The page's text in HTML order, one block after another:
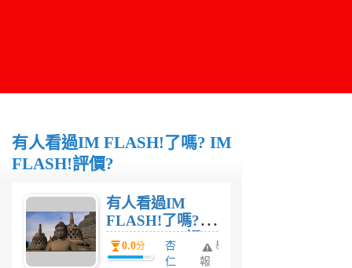
有人看過IM FLASH!了嗎? IM
FLASH!評價?
有人看過IM
FLASH!了嗎?
IM FLASH!評
價?
0.0分
杏
仁
舉
報